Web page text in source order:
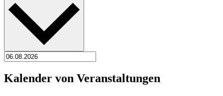
Kalender von Veranstaltungen